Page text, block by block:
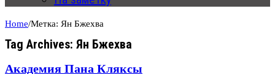
Home/Метка: Ян Бжехва
Tag Archives: Ян Бжехва
Академия Пана Кляксы